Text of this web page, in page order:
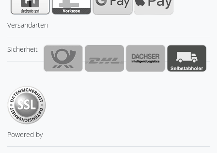
Versandarten
Sicherheit
Powered by